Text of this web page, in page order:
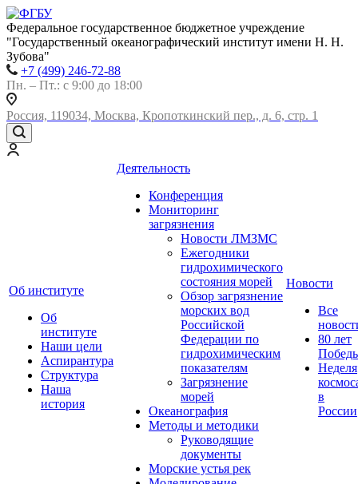
Федеральное государственное бюджетное учреждение
"Государственный океанографический институт имени Н. Н.
Зубова"
+7 (499) 246-72-88
Пн. – Пт.: с 9:00 до 18:00
Россия, 119034, Москва, Кропоткинский пер., д. 6, стр. 1
Об институте
Об
институте
Наши цели
Аспирантура
Структура
Наша
история
Деятельность
Конференция
Мониторинг
загрязнения
Новости ЛМЗМС
Ежегодники
гидрохимического
состояния морей
Обзор загрязнение
морских вод
Российской
Федерации по
гидрохимическим
показателям
Загрязнение
морей
Океанография
Методы и методики
Руководящие
документы
Морские устья рек
Новости
Все
80 лет
Неделя
в
России